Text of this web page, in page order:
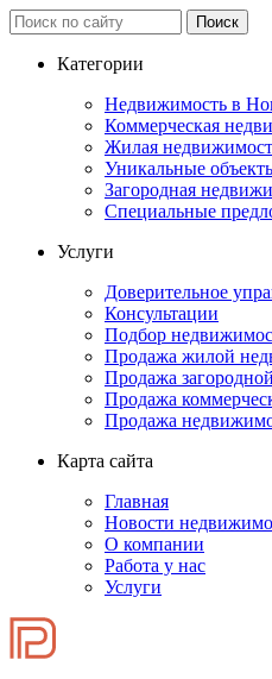
Категории
Недвижимость в
Коммерческая
Жилая
Уникальные
Загородная
Специальные
Услуги
Доверительное
Консультации
Подбор
Продажа жилой
Продажа
Продажа
Продажа
Карта сайта
Главная
Новости
О компании
Работа у нас
Услуги